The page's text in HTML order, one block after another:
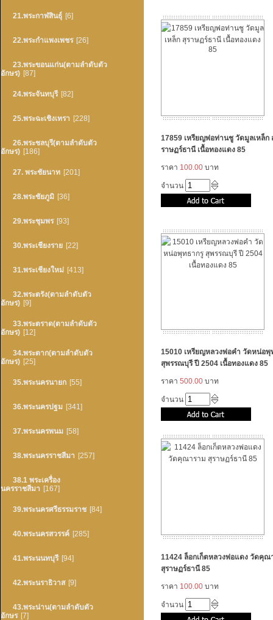
21.พระกาฬสินธุ์ [6]
22.พระกำแพงเพชร [26]
23.พระขอนแก่น(ตามลำดับตัว
อักษร) [87]
24.พระจันทบุรี [82]
25.พระฉะเชิงเทรา [228]
26.พระชลบุรี(ตามลำดับตัว
อักษร) [186]
27. พระชัยนาท [201]
28.พระชัยภูมิ [36]
29.พระชุมพร [93]
30.พระเชียงราย [22]
31.พระเชียงใหม่ [413]
32.พระตรัง(ตามลำดับตัว
อักษร) [9]
33.พระตราด(ตามลำดับตัว
อักษร) [12]
34.พระตาก(ตามลำดับตัว
อักษร) [25]
35.พระนครนายก [55]
36.พระนครปฐม [341]
37.พระนครพนม [58]
38.พระนครราชสีมา [257]
38.1 พระเครื่อง
นครราชสีมา [167]
39.พระนครศรีธรรมราช [84]
40.พระนครสวรรค์ [285]
41.พระนนทบุรี [94]
42.พระนราธิวาส [9]
43.พระน่าน(ตามลำดับตัว
อักษร [7]
17859 เหรียญพ่อท่านชู วัดมูลเหล็ก
ราษฏร์ธานี เนื้อทองแดง 85
ราคา 100.00 บาท
จำนวน
15010 เหรียญหลวงพ่อคำ วัดหน่อพุ
สุพรรณบุรี ปี 2504 เนื้อทองแดง 85
ราคา 500.00 บาท
จำนวน
11424 ล็อกเก็ตหลวงพ่อแดง วัดคุณ
สุราษฏร์ธานี 85
ราคา 100.00 บาท
จำนวน